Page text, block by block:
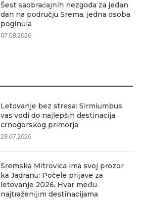
Šest saobraćajnih nezgoda za jedan
dan na području Srema, jedna osoba
poginula
07.08.2026.
Letovanje bez stresa: Sirmiumbus
vas vodi do najlepših destinacija
crnogorskog primorja
28.07.2026.
Sremska Mitrovica ima svoj prozor
ka Jadranu: Počele prijave za
letovanje 2026, Hvar među
najtraženijim destinacijama